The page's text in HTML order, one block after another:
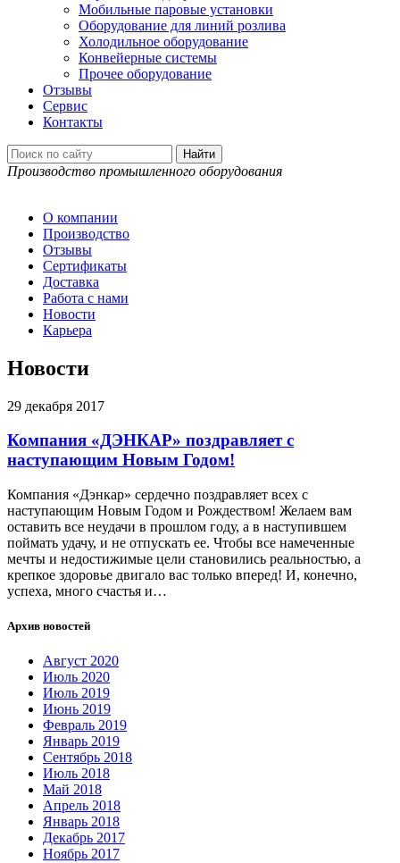
Мобильные паровые установки
Оборудование для линий розлива
Холодильное оборудование
Конвейерные системы
Прочее оборудование
Отзывы
Сервис
Контакты
Производство промышленного оборудования
О компании
Производство
Отзывы
Сертификаты
Доставка
Работа с нами
Новости
Карьера
Новости
29 декабря 2017
Компания «ДЭНКАР» поздравляет с
наступающим Новым Годом!
Компания «Дэнкар» сердечно поздравляет всех с
наступающим Новым Годом и Рождеством! Желаем вам
оставить все неудачи в прошлом году, а в наступившем
поймать удачу, и не отпускать ее. Чтобы все намеченные
мечты и недостижимые цели становились реальностью, а
крепкое здоровье двигало вас только вперед! И, конечно,
успеха, много счастья и…
Архив новостей
Август 2020
Июль 2020
Июль 2019
Июнь 2019
Февраль 2019
Январь 2019
Сентябрь 2018
Июль 2018
Май 2018
Апрель 2018
Январь 2018
Декабрь 2017
Ноябрь 2017